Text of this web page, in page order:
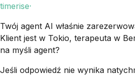
timerise·
Twój agent AI właśnie
Klient jest w Tokio, terapeuta w
na myśli agent?
Jeśli odpowiedź nie wynika